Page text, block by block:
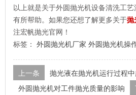
以上就是关于外圆抛光机设备清洗工
有所帮助。如果您还想了解更多关于抛
注宏帆抛光官网！
标签： 外圆抛光机厂家 外圆抛光机操
上一条
抛光液在抛光机运行过程
外圆抛光机对工件抛光质量的影响